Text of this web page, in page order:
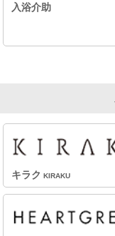
入浴介助
キラク KIRAKU